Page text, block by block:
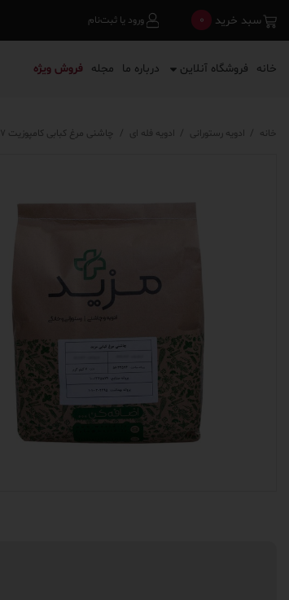
0 سبد خرید ورود یا ثبت‌نام
خانه فروشگاه آنلاین درباره ما مجله فروش ویژه
خانه / ادویه رستورانی / ادویه فله ای / چاشنی مرغ کبابی کامپوزیت ۷ کیلوگرمی